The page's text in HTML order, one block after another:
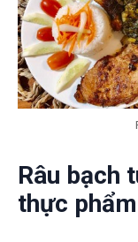
Râu bạch
thực